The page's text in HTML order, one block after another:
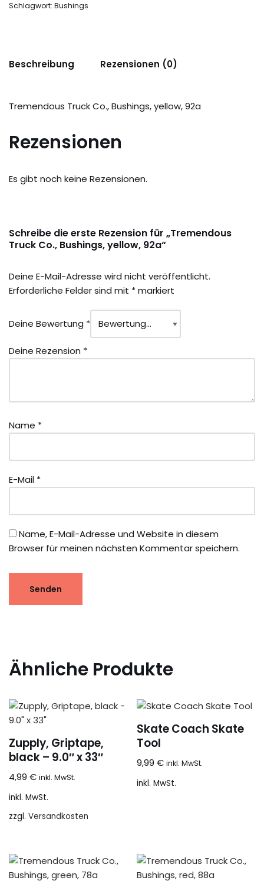
Schlagwort: Bushings
Beschreibung Rezensionen (0)
Tremendous Truck Co., Bushings, yellow, 92a
Rezensionen
Es gibt noch keine Rezensionen.
Schreibe die erste Rezension für „Tremendous
Truck Co., Bushings, yellow, 92a“
Deine E-Mail-Adresse wird nicht veröffentlicht.
Erforderliche Felder sind mit *markiert
Deine Bewertung *
Deine Rezension *
Name *
E-Mail *
Name, E-Mail-Adresse und Website in diesem
Browser für meinen nächsten Kommentar speichern.
Ähnliche Produkte
Zupply, Griptape,
black – 9.0″ x 33″
4,99 € inkl. MwSt.
inkl. MwSt.
zzgl. Versandkosten
Skate Coach Skate
Tool
9,99€ inkl. MwSt.
inkl. MwSt.